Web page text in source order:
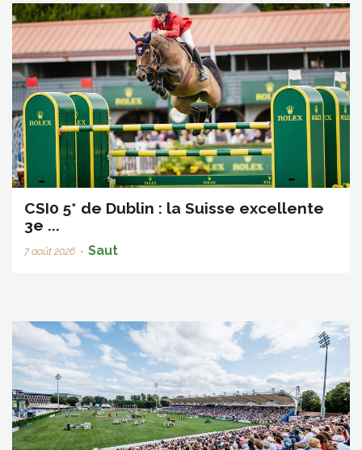
CSI0 5* de Dublin : la Suisse excellente
3e ...
7 août 2026 • Saut